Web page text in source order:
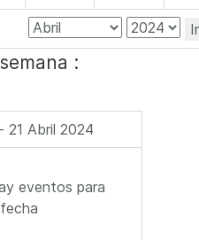
:
21 Abril 2024
eventos para